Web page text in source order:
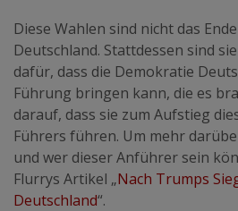
Diese Wahlen sind nicht das
Deutschland. Stattdessen sind
dafür, dass die Demokratie
Führung bringen kann, die es
darauf, dass sie zum Aufstieg
Führers führen. Um mehr
und wer dieser Anführer sein
Flurrys Artikel „Nach Trumps
Deutschland“.